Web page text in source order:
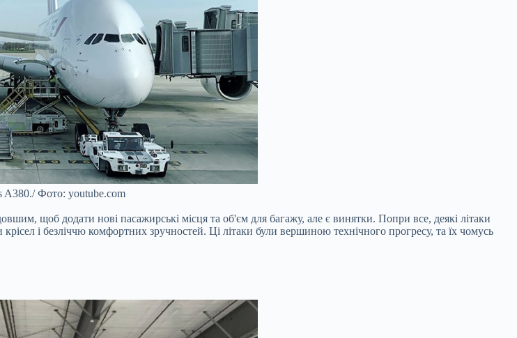
A380./ Фото: youtube.com
щоб додати нові пасажирські місця та об'єм для багажу, але є винятки. Попри все, деякі літаки
і безліччю комфортних зручностей. Ці літаки були вершиною технічного прогресу, та їх чомусь